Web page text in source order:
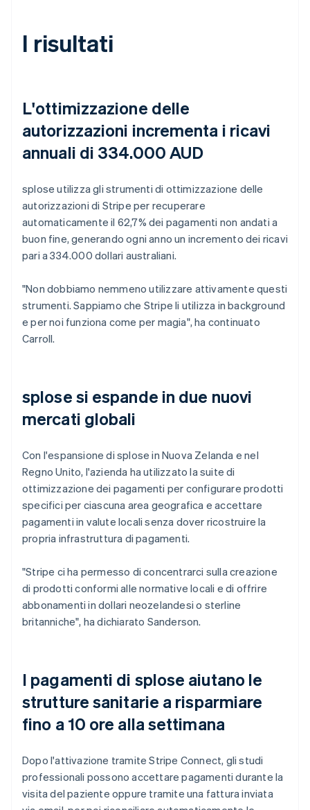
I risultati
L'ottimizzazione delle
autorizzazioni incrementa i ricavi
annuali di 334.000 AUD
splose utilizza gli strumenti di ottimizzazione delle
autorizzazioni di Stripe per recuperare
automaticamente il 62,7% dei pagamenti non andati a
buon fine, generando ogni anno un incremento dei ricavi
pari a 334.000 dollari australiani.
"Non dobbiamo nemmeno utilizzare attivamente questi
strumenti. Sappiamo che Stripe li utilizza in background
e per noi funziona come per magia", ha continuato
Carroll.
splose si espande in due nuovi
mercati globali
Con l'espansione di splose in Nuova Zelanda e nel
Regno Unito, l'azienda ha utilizzato la suite di
ottimizzazione dei pagamenti per configurare prodotti
specifici per ciascuna area geografica e accettare
pagamenti in valute locali senza dover ricostruire la
propria infrastruttura di pagamenti.
"Stripe ci ha permesso di concentrarci sulla creazione
di prodotti conformi alle normative locali e di offrire
abbonamenti in dollari neozelandesi o sterline
britanniche", ha dichiarato Sanderson.
I pagamenti di splose aiutano le
strutture sanitarie a risparmiare
fino a 10 ore alla settimana
Dopo l'attivazione tramite Stripe Connect, gli studi
professionali possono accettare pagamenti durante la
visita del paziente oppure tramite una fattura inviata